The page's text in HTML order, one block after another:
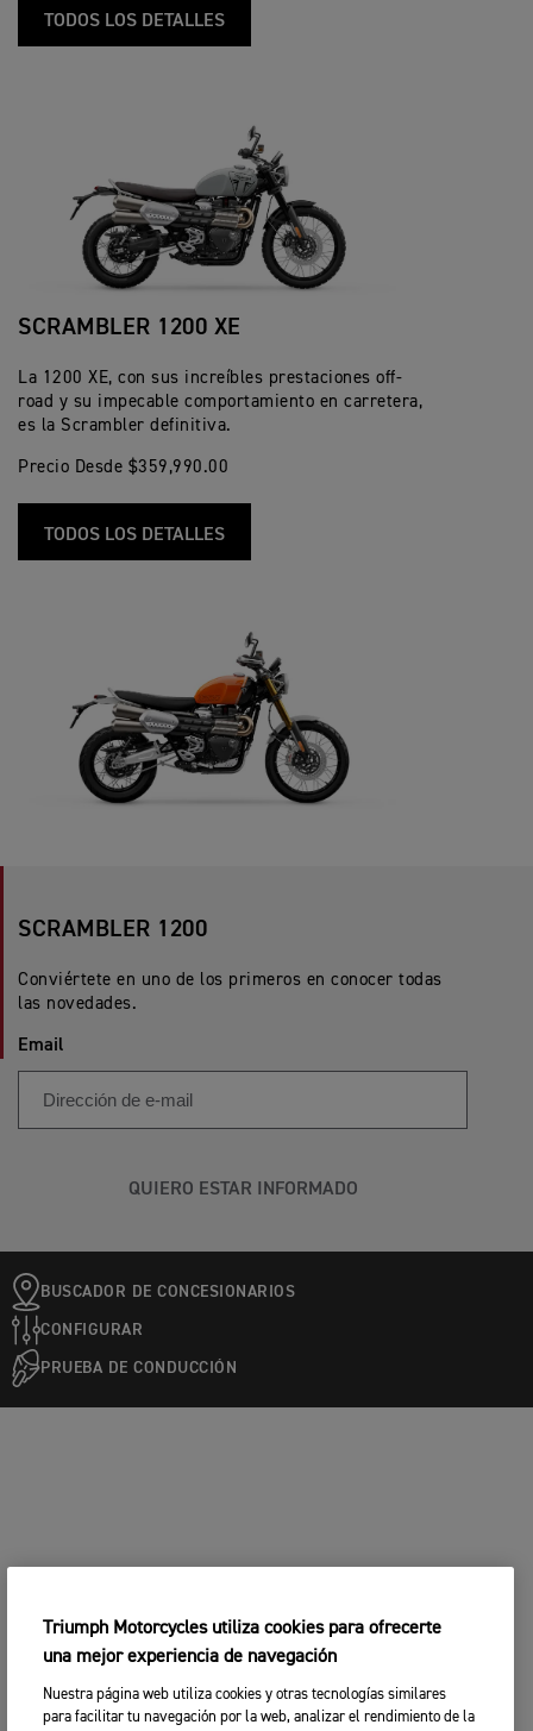
TODOS LOS DETALLES
SCRAMBLER 1200 XE
La 1200 XE, con sus increíbles prestaciones off-
road y su impecable comportamiento en carretera,
es la Scrambler definitiva.
Precio Desde $359,990.00
TODOS LOS DETALLES
SCRAMBLER 1200
Conviértete en uno de los primeros en conocer todas
las novedades.
Email
QUIERO ESTAR INFORMADO
BUSCADOR DE CONCESIONARIOS
CONFIGURAR
PRUEBA DE CONDUCCIÓN
Triumph Motorcycles utiliza cookies para ofrecerte
una mejor experiencia de navegación
Nuestra página web utiliza cookies y otras tecnologías similares
para facilitar tu navegación por la web, analizar el rendimiento de la